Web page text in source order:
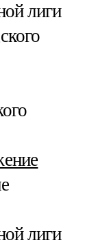
лиги
лиги